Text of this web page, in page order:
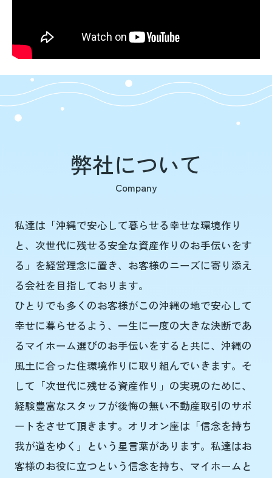
弊社について
Company
私達は「沖縄で安心して暮らせる幸せな環境作り
と、次世代に残せる安全な資産作りのお手伝いをす
る」を経営理念に置き、お客様のニーズに寄り添え
る会社を目指しております。
ひとりでも多くのお客様がこの沖縄の地で安心して
幸せに暮らせるよう、一生に一度の大きな決断であ
るマイホーム選びのお手伝いをすると共に、沖縄の
風土に合った住環境作りに取り組んでいきます。そ
して「次世代に残せる資産作り」の実現のために、
経験豊富なスタッフが後悔の無い不動産取引のサポ
ートをさせて頂きます。オリオン座は「信念を持ち
我が道をゆく」という星言葉があります。私達はお
客様のお役に立つという信念を持ち、マイホームと